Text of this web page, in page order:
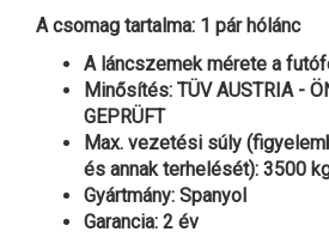
A csomag tartalma: 1 pár hólánc
A láncszemek mérete a
Minősítés: TÜV AUSTRIA -
GEPRÜFT
Max. vezetési súly
és annak terhelését): 3500
Gyártmány: Spanyol
Garancia: 2 év